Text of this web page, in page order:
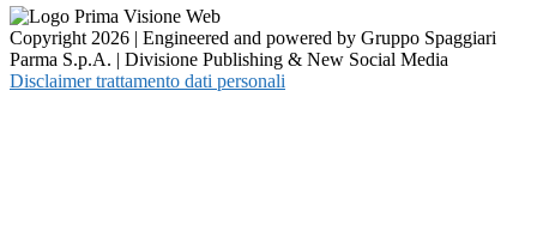
Copyright 2026 | Engineered and powered by Gruppo Spaggiari
Parma S.p.A. | Divisione Publishing & New Social Media
Disclaimer trattamento dati personali